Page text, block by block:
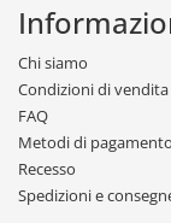
Chi siamo
Condizioni di vendita
FAQ
Metodi di pagamento
Recesso
Spedizioni e